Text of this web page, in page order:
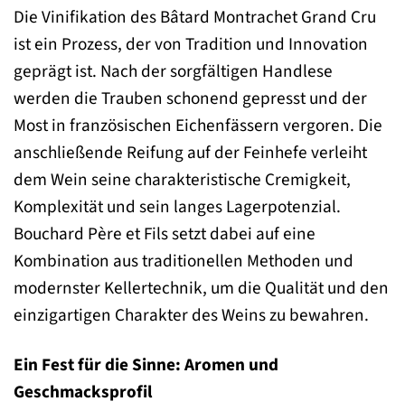
Die Vinifikation des Bâtard Montrachet Grand Cru
ist ein Prozess, der von Tradition und Innovation
geprägt ist. Nach der sorgfältigen Handlese
werden die Trauben schonend gepresst und der
Most in französischen Eichenfässern vergoren. Die
anschließende Reifung auf der Feinhefe verleiht
dem Wein seine charakteristische Cremigkeit,
Komplexität und sein langes Lagerpotenzial.
Bouchard Père et Fils setzt dabei auf eine
Kombination aus traditionellen Methoden und
modernster Kellertechnik, um die Qualität und den
einzigartigen Charakter des Weins zu bewahren.
Ein Fest für die Sinne: Aromen und
Geschmacksprofil